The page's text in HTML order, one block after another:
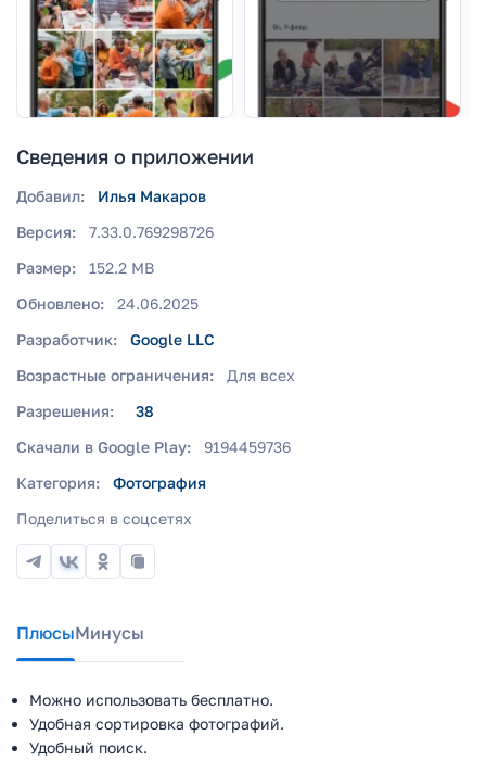
Сведения о приложении
Добавил:
Илья Макаров
Версия:
7.33.0.769298726
Размер:
152.2 MB
Обновлено:
24.06.2025
Разработчик:
Google LLC
Возрастные ограничения:
Для всех
Разрешения:
38
Скачали в Google Play:
9194459736
Категория:
Фотография
Поделиться в соцсетях
ПлюсыМинусы
Можно использовать бесплатно.
Удобная сортировка фотографий.
Удобный поиск.